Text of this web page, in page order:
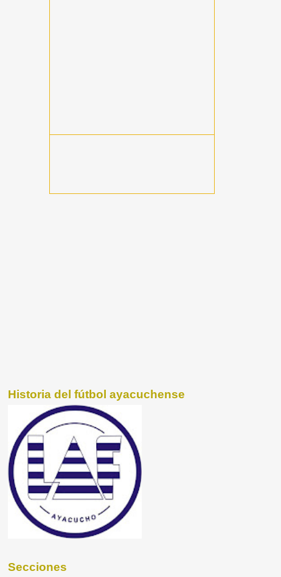
Historia del fútbol ayacuchense
Secciones